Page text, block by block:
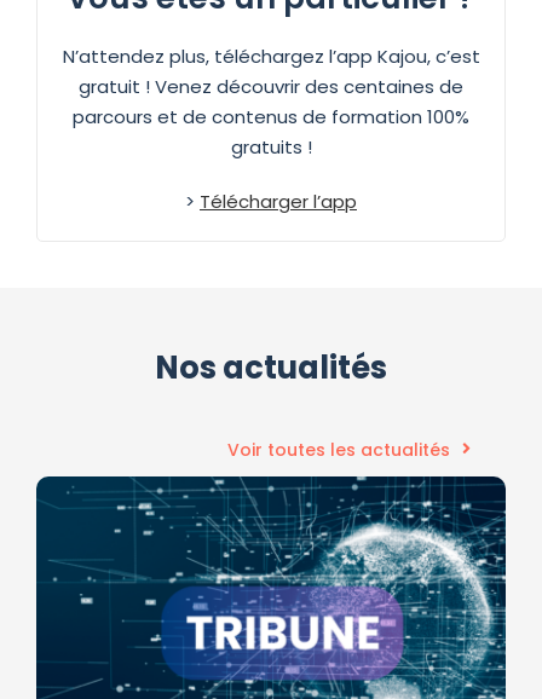
N’attendez plus, téléchargez l’app Kajou, c’est
gratuit ! Venez découvrir des centaines de
parcours et de contenus de formation 100%
gratuits !
> Télécharger l’app
Nos actualités
Voir toutes les actualités